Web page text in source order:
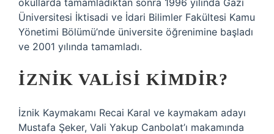
okullarda tamamladıktan sonra 1996 yılında Gazi
Üniversitesi İktisadi ve İdari Bilimler Fakültesi Kamu
Yönetimi Bölümü’nde üniversite öğrenimine başladı
ve 2001 yılında tamamladı.
İZNIK VALISI KIMDIR?
İznik Kaymakamı Recai Karal ve kaymakam adayı
Mustafa Şeker, Vali Yakup Canbolat’ı makamında